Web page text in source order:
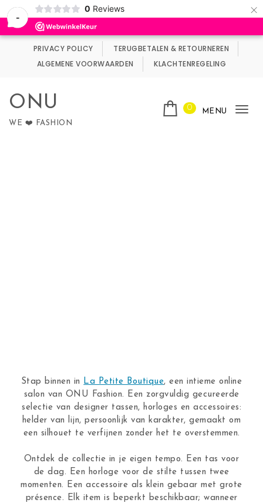
-
0 Reviews ×
Wij maken gebruik van cookies.
PRIVACY POLICY
TERUGBETALEN & RETOURNEREN
ALGEMENE VOORWAARDEN
KLACHTENREGELING
ONU
WE ❤️ FASHION
0 MENU
Stap binnen in La Petite Boutique, een intieme online
salon van ONU Fashion. Een zorgvuldig gecureerde
selectie van designer tassen, horloges en accessoires:
helder van lijn, persoonlijk van karakter, gemaakt om
een silhouet te verfijnen zonder het te overstemmen.
Ontdek de collectie in je eigen tempo. Een tas voor
de dag. Een horloge voor de stilte tussen twee
momenten. Een accessoire als klein gebaar met grote
présence. Elk item is beperkt beschikbaar; wanneer